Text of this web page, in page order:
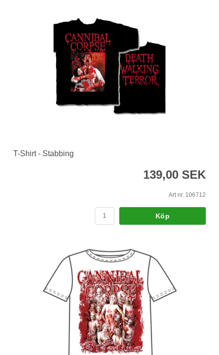
T-Shirt - Stabbing
139,00 SEK
Art nr. 106712
Köp